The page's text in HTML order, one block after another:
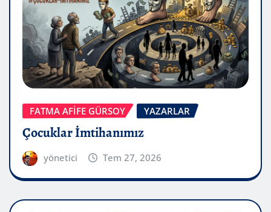
FATMA AFİFE GÜRSOY YAZARLAR
Çocuklar İmtihanımız
yönetici Tem 27, 2026